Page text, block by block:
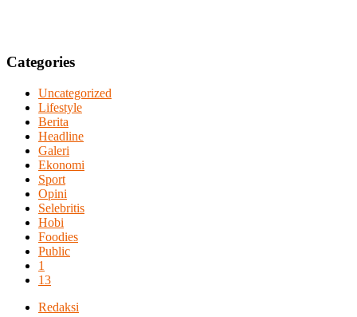
Categories
Uncategorized
Lifestyle
Berita
Headline
Galeri
Ekonomi
Sport
Opini
Selebritis
Hobi
Foodies
Public
1
13
Redaksi